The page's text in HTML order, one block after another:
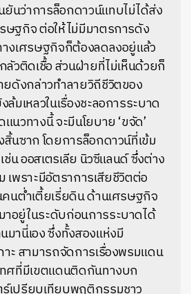
นว่าการล็อกดาวน์แทบไม่ได้ส่ง
ษฐกิจ ต่อให้ไม่มีมาตรการดัง
งเศรษฐกิจก็ต้องลดลงอยู่แล้ว
ลัวติดเชื้อ ส่วนฝ่ายที่ไม่เห็นด้วยก็
ยดังกล่าวทำลายวิถีชีวิตของ
มเหลวในเรื่องชะลอการระบาด
นวทางนี้ จะมีนโยบาย ‘ขจัด’
นซาก โดยการล็อกดาวน์ที่เข้ม
ช่น ออสเตรเลีย นิวซีแลนด์ ซึ่งต่าง
เพราะมีอัตราการเสียชีวิตต่อ
นต่ำเตี้ยเรี่ยดิน ด้านเศรษฐกิจ
อยู่ในระดับก่อนการระบาดได้
านี่เอง ซึ่งทั้งสองแห่งมี
ะ สามารถจัดการเรื่องพรมแดน
ทศที่มีเขตแดนติดกันทางบก
เปรียบเทียบพฤติกรรมชาว